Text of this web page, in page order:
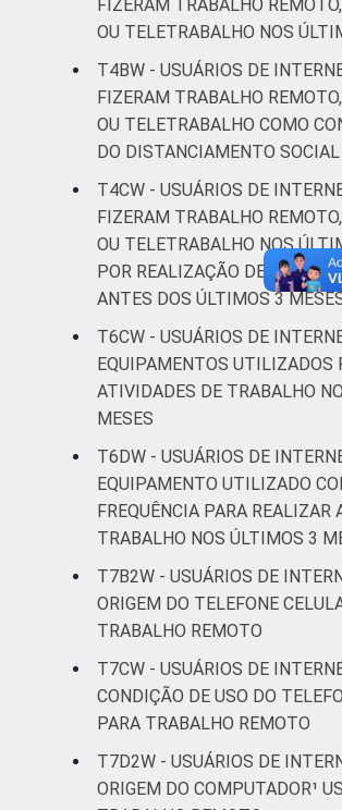
De 45 a 59
anos
De 60 anos
ou mais
SOCIAL
C
DE
Fonte: CGI.br/NIC.br, Centro
Estudos para o
Sociedade da Informação
Pesquisa on-line com usuários
Brasil - Painel TIC COVID-19 -
FIZERAM TRABALHO
OU TELETRABALHO NOS
T4BW - USUÁRIOS DE
FIZERAM TRABALHO
OU TELETRABALHO COMO
DO DISTANCIAMENTO SOCIAL
T4CW - USUÁRIOS DE
FIZERAM TRABALHO
OU TELETRABALHO NOS
POR REALIZAÇÃO DE
ANTES DOS ÚLTIMOS 3
T6CW - USUÁRIOS DE
EQUIPAMENTOS UTILIZADOS
ATIVIDADES DE TRABALHO
MESES
T6DW - USUÁRIOS DE
EQUIPAMENTO UTILIZADO
FREQUÊNCIA PARA REALIZAR
TRABALHO NOS ÚLTIMOS 3
T7B2W - USUÁRIOS DE
ORIGEM DO TELEFONE
TRABALHO REMOTO
T7CW - USUÁRIOS DE
CONDIÇÃO DE USO DO
PARA TRABALHO REMOTO
T7D2W - USUÁRIOS DE
ORIGEM DO COMPUTADOR¹